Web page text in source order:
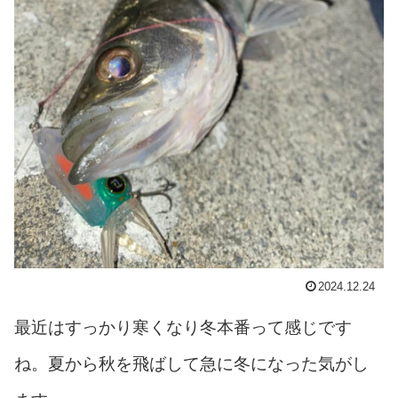
2024.12.24
最近はすっかり寒くなり冬本番って感じです
ね。夏から秋を飛ばして急に冬になった気がし